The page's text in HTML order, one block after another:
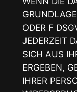
ODER F
JEDERZEIT
SICH AUS
ERGEBEN,
IHRER